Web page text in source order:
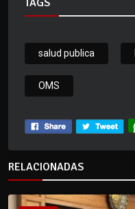
TAGS
salud publica
OMS
RELACIONADAS